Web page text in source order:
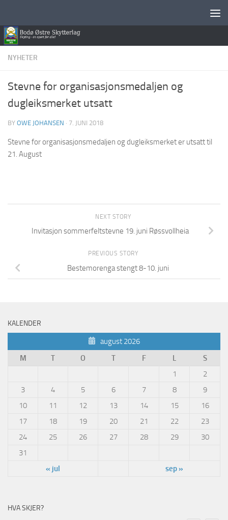
NYHETER
Stevne for organisasjonsmedaljen og
dugleiksmerket utsatt
BY OWE JOHANSEN · 7. JUNI 2018
Stevne for organisasjonsmedaljen og dugleiksmerket er utsatt til
21. August
NEXT STORY
Invitasjon sommerfeltstevne 19. juni Røssvollheia
PREVIOUS STORY
Bestemorenga stengt 8-10. juni
KALENDER
august 2026
M
T O T F L
S
1
2
3
4 5 6 7 8
9
10
11 12 13 14 15
16
17
18 19 20 21 22
23
24
25 26 27 28 29
30
31
« jul
sep »
HVA SKJER?